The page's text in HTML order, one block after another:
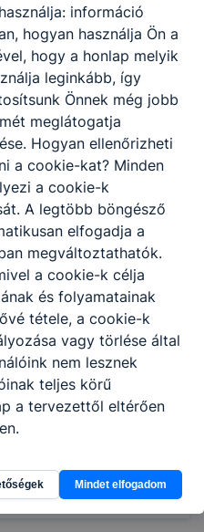
anyagot választ a
számítógép
annak gyártását,
szükséges
és technológiai
hagyományos és CNC
szerszámgépeken,
megmunkáló cellákon;
gyártásához CNC
a gyártási
esetén
információ
hogyan használja Ön a
hogy a honlap melyik
leginkább, így
Önnek még jobb
meglátogatja
Hogyan ellenőrizheti
a cookie-kat? Minden
a cookie-k
A legtöbb böngésző
elfogadja a
megváltoztathatók.
a cookie-k célja
és folyamatainak
tétele, a cookie-k
vagy törlése által
nem lesznek
teljes körű
a tervezettől eltérően
Mindet elfogadom